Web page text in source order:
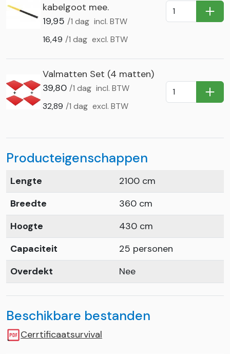
kabelgoot mee.
19,95 /1 dag incl. BTW
16,49 /1 dag excl. BTW
In
Valmatten Set (4 matten)
39,80 /1 dag incl. BTW
32,89 /1 dag excl. BTW
In
Producteigenschappen
Lengte
2100 cm
Breedte
360 cm
Hoogte
430 cm
Capaciteit
25 personen
Overdekt
Nee
Beschikbare bestanden
Cerrtificaatsurvival